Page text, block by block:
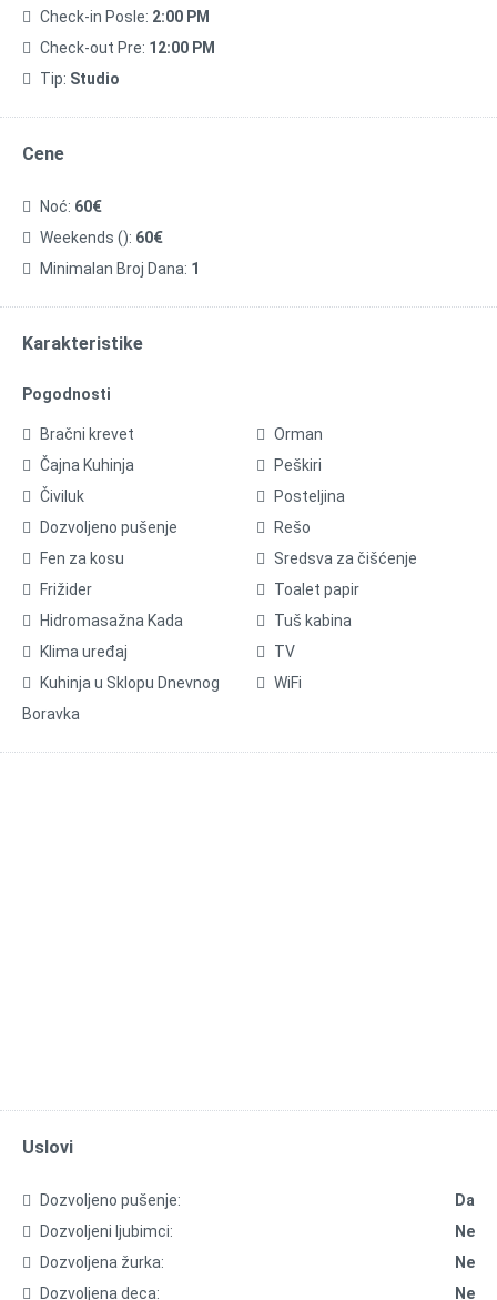
Check-in Posle: 2:00 PM
Check-out Pre: 12:00 PM
Tip: Studio
Cene
Noć: 60€
Weekends (): 60€
Minimalan Broj Dana: 1
Karakteristike
Pogodnosti
Bračni krevet
Čajna Kuhinja
Čiviluk
Dozvoljeno pušenje
Fen za kosu
Frižider
Hidromasažna Kada
Klima uređaj
Kuhinja u Sklopu Dnevnog
Boravka
Orman
Peškiri
Posteljina
Rešo
Sredsva za čišćenje
Toalet papir
Tuš kabina
TV
WiFi
Uslovi
Dozvoljeno pušenje:
Da
Dozvoljeni ljubimci:
Ne
Dozvoljena žurka:
Ne
Dozvoljena deca:
Ne